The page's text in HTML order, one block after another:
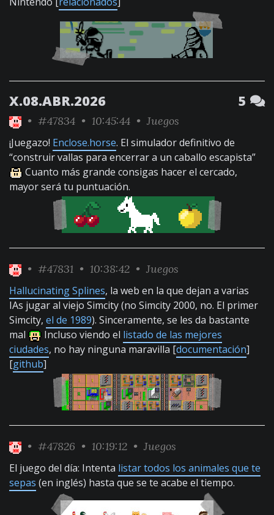
X.08.ABR.2026 5
• #47834 • 10:45:44 • Juegos
¡Juegazo! Enclose.horse. El simulador definitivo de
“construir vallas para encerrar a un caballo escapista”
Cuanto más grande consigas hacer el cercado,
mayor será tu puntuación.
• #47831 • 10:38:42 • Juegos
Hallucinating Splines, la web en la que dejan a varias
IAs jugar al viejo Simcity (no Simcity 2000, no. El primer
Simcity, el de 1989). Sinceramente, se les da bastante
mal
Incluso viendo el listado de las mejores
ciudades, no hay ninguna maravilla [documentación]
[github]
• #47826 • 10:19:12 • Juegos
El juego del día: Intenta listar todos los animales que te
sepas (en inglés) hasta que se te acabe el tiempo.